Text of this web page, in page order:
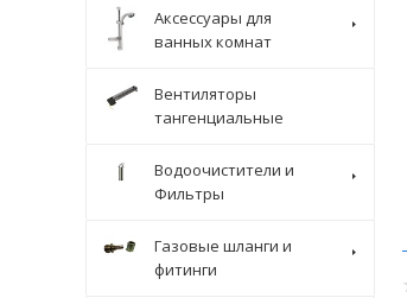
Аксессуары для
ванных комнат
Вентиляторы
тангенциальные
Водоочистители и
Фильтры
Газовые шланги и
фитинги